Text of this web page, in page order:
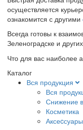
осуществляется
ознакомится с другими
Всегда готовы к
Зеленоградске и
Что для вас наиболее
Каталог
Вся продукция
Вся
Снижение
Косметика
Аксеcсуары